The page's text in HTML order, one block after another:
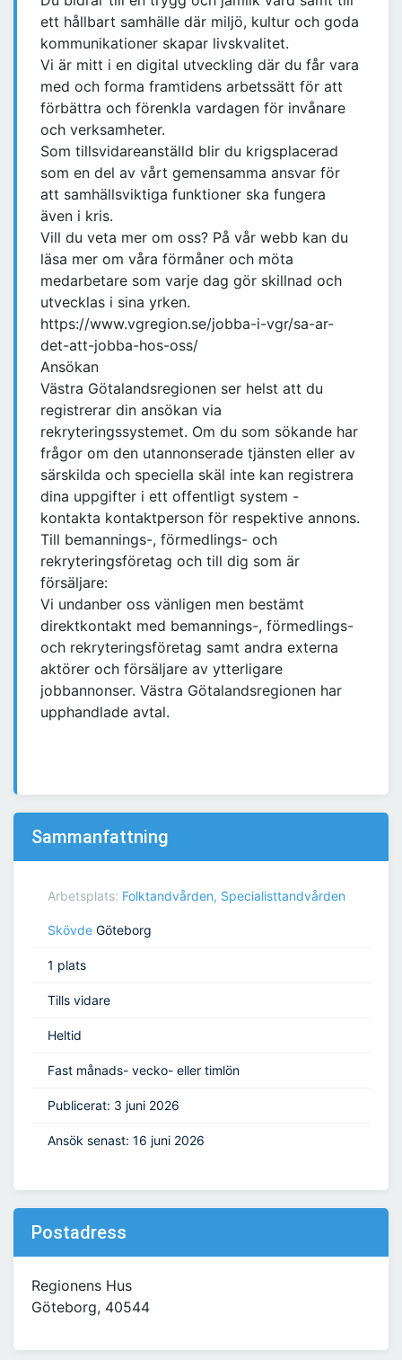
ett hållbart samhälle där miljö, kultur och goda
kommunikationer skapar livskvalitet.
Vi är mitt i en digital utveckling där du får vara
med och forma framtidens arbetssätt för att
förbättra och förenkla vardagen för invånare
och verksamheter.
Som tillsvidareanställd blir du krigsplacerad
som en del av vårt gemensamma ansvar för
att samhällsviktiga funktioner ska fungera
även i kris.
Vill du veta mer om oss? På vår webb kan du
läsa mer om våra förmåner och möta
medarbetare som varje dag gör skillnad och
utvecklas i sina yrken.
https://www.vgregion.se/jobba-i-vgr/sa-ar-
det-att-jobba-hos-oss/
Ansökan
Västra Götalandsregionen ser helst att du
registrerar din ansökan via
rekryteringssystemet. Om du som sökande har
frågor om den utannonserade tjänsten eller av
särskilda och speciella skäl inte kan registrera
dina uppgifter i ett offentligt system -
kontakta kontaktperson för respektive annons.
Till bemannings-, förmedlings- och
rekryteringsföretag och till dig som är
försäljare:
Vi undanber oss vänligen men bestämt
direktkontakt med bemannings-, förmedlings-
och rekryteringsföretag samt andra externa
aktörer och försäljare av ytterligare
jobbannonser. Västra Götalandsregionen har
upphandlade avtal.
Sammanfattning
Arbetsplats: Folktandvården, Specialisttandvården
Skövde Göteborg
1 plats
Tills vidare
Heltid
Fast månads- vecko- eller timlön
Publicerat: 3 juni 2026
Ansök senast: 16 juni 2026
Postadress
Regionens Hus
Göteborg, 40544